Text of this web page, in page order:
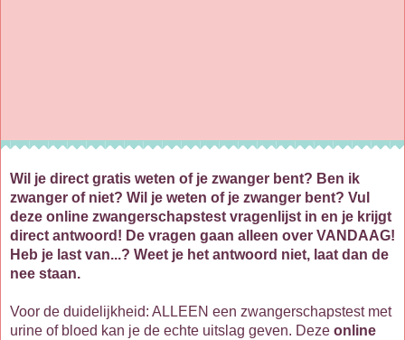
Wil je direct gratis weten of je zwanger bent? Ben ik
zwanger of niet? Wil je weten of je zwanger bent? Vul
deze online zwangerschapstest vragenlijst in en je krijgt
direct antwoord! De vragen gaan alleen over VANDAAG!
Heb je last van...? Weet je het antwoord niet, laat dan de
nee staan.
Voor de duidelijkheid: ALLEEN een zwangerschapstest met
urine of bloed kan je de echte uitslag geven. Deze online